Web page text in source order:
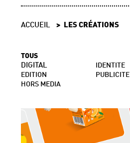
ACCUEIL LES CRÉATIONS
TOUS
DIGITAL
EDITION
HORS MEDIA
IDENTITE
PUBLICITE